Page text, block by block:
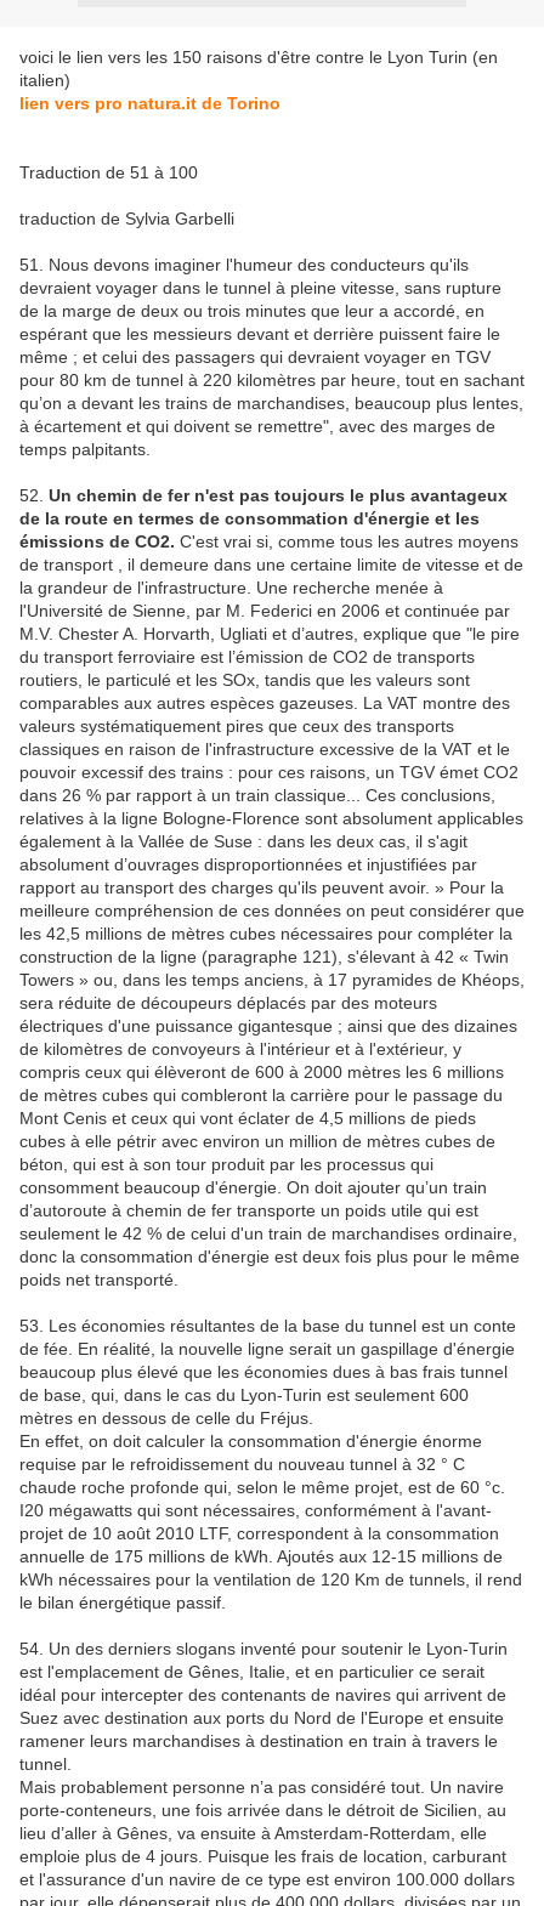
voici le lien vers les 150 raisons d'être contre le Lyon Turin (en
italien)
lien vers pro natura.it de Torino
Traduction de 51 à 100
traduction de Sylvia Garbelli
51. Nous devons imaginer l'humeur des conducteurs qu'ils
devraient voyager dans le tunnel à pleine vitesse, sans rupture
de la marge de deux ou trois minutes que leur a accordé, en
espérant que les messieurs devant et derrière puissent faire le
même ; et celui des passagers qui devraient voyager en TGV
pour 80 km de tunnel à 220 kilomètres par heure, tout en sachant
qu’on a devant les trains de marchandises, beaucoup plus lentes,
à écartement et qui doivent se remettre", avec des marges de
temps palpitants.
52. Un chemin de fer n'est pas toujours le plus avantageux
de la route en termes de consommation d'énergie et les
émissions de CO2. C'est vrai si, comme tous les autres moyens
de transport , il demeure dans une certaine limite de vitesse et de
la grandeur de l'infrastructure. Une recherche menée à
l'Université de Sienne, par M. Federici en 2006 et continuée par
M.V. Chester A. Horvarth, Ugliati et d’autres, explique que "le pire
du transport ferroviaire est l’émission de CO2 de transports
routiers, le particulé et les SOx, tandis que les valeurs sont
comparables aux autres espèces gazeuses. La VAT montre des
valeurs systématiquement pires que ceux des transports
classiques en raison de l'infrastructure excessive de la VAT et le
pouvoir excessif des trains : pour ces raisons, un TGV émet CO2
dans 26 % par rapport à un train classique... Ces conclusions,
relatives à la ligne Bologne-Florence sont absolument applicables
également à la Vallée de Suse : dans les deux cas, il s'agit
absolument d’ouvrages disproportionnées et injustifiées par
rapport au transport des charges qu'ils peuvent avoir. » Pour la
meilleure compréhension de ces données on peut considérer que
les 42,5 millions de mètres cubes nécessaires pour compléter la
construction de la ligne (paragraphe 121), s'élevant à 42 « Twin
Towers » ou, dans les temps anciens, à 17 pyramides de Khéops,
sera réduite de découpeurs déplacés par des moteurs
électriques d'une puissance gigantesque ; ainsi que des dizaines
de kilomètres de convoyeurs à l'intérieur et à l'extérieur, y
compris ceux qui élèveront de 600 à 2000 mètres les 6 millions
de mètres cubes qui combleront la carrière pour le passage du
Mont Cenis et ceux qui vont éclater de 4,5 millions de pieds
cubes à elle pétrir avec environ un million de mètres cubes de
béton, qui est à son tour produit par les processus qui
consomment beaucoup d'énergie. On doit ajouter qu’un train
d’autoroute à chemin de fer transporte un poids utile qui est
seulement le 42 % de celui d'un train de marchandises ordinaire,
donc la consommation d'énergie est deux fois plus pour le même
poids net transporté.
53. Les économies résultantes de la base du tunnel est un conte
de fée. En réalité, la nouvelle ligne serait un gaspillage d'énergie
beaucoup plus élevé que les économies dues à bas frais tunnel
de base, qui, dans le cas du Lyon-Turin est seulement 600
mètres en dessous de celle du Fréjus.
En effet, on doit calculer la consommation d'énergie énorme
requise par le refroidissement du nouveau tunnel à 32 ° C
chaude roche profonde qui, selon le même projet, est de 60 °c.
I20 mégawatts qui sont nécessaires, conformément à l'avant-
projet de 10 août 2010 LTF, correspondent à la consommation
annuelle de 175 millions de kWh. Ajoutés aux 12-15 millions de
kWh nécessaires pour la ventilation de 120 Km de tunnels, il rend
le bilan énergétique passif.
54. Un des derniers slogans inventé pour soutenir le Lyon-Turin
est l'emplacement de Gênes, Italie, et en particulier ce serait
idéal pour intercepter des contenants de navires qui arrivent de
Suez avec destination aux ports du Nord de l'Europe et ensuite
ramener leurs marchandises à destination en train à travers le
tunnel.
Mais probablement personne n’a pas considéré tout. Un navire
porte-conteneurs, une fois arrivée dans le détroit de Sicilien, au
lieu d’aller à Gênes, va ensuite à Amsterdam-Rotterdam, elle
emploie plus de 4 jours. Puisque les frais de location, carburant
et l'assurance d'un navire de ce type est environ 100.000 dollars